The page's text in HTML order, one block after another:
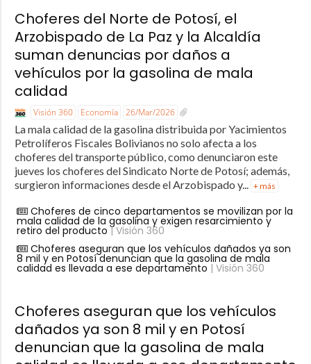
Choferes del Norte de Potosí, el
Arzobispado de La Paz y la Alcaldía
suman denuncias por daños a
vehículos por la gasolina de mala
calidad
Visión 360 Economía 26/Mar/2026
La mala calidad de la gasolina distribuida por Yacimientos
Petrolíferos Fiscales Bolivianos no solo afecta a los
choferes del transporte público, como denunciaron este
jueves los choferes del Sindicato Norte de Potosí; además,
surgieron informaciones desde el Arzobispado y...
+ más
Choferes de cinco departamentos se movilizan por la
mala calidad de la gasolina y exigen resarcimiento y
retiro del producto | Visión 360
Choferes aseguran que los vehículos dañados ya son
8 mil y en Potosí denuncian que la gasolina de mala
calidad es llevada a ese departamento | Visión 360
Choferes aseguran que los vehículos
dañados ya son 8 mil y en Potosí
denuncian que la gasolina de mala